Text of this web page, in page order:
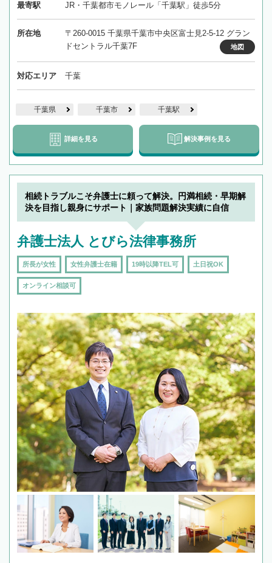
最寄駅 JR・千葉都市モノレール「千葉駅」徒歩5分
所在地
〒260-0015 千葉県千葉市中央区富士見2-5-12 グラン
ドセントラル千葉7F
地図
対応エリア 千葉
千葉県 千葉市 千葉駅
詳細を見る 解決事例を見る
相続トラブルこそ弁護士に頼って解決。円満相続・早期解
決を目指し親身にサポート｜家族問題解決実績に自信
弁護士法人 とびら法律事務所
所長が女性 女性弁護士在籍 19時以降TEL可 土日祝OK
オンライン相談可